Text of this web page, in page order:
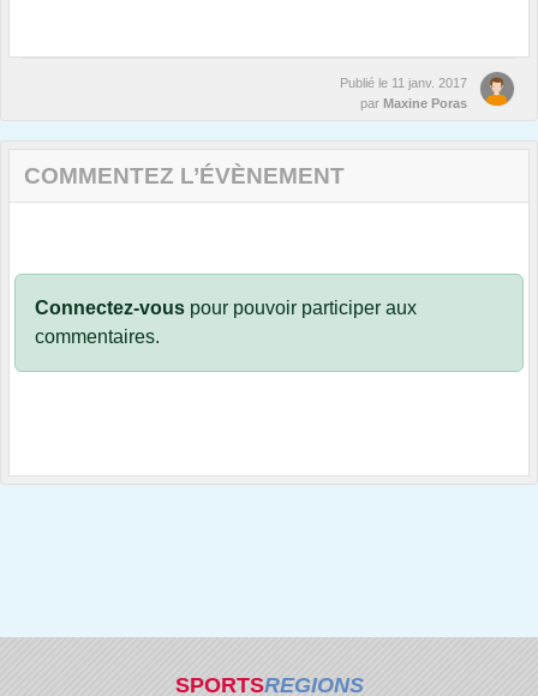
Publié le 11 janv. 2017
par Maxine Poras
COMMENTEZ L’ÉVÈNEMENT
Connectez-vous pour pouvoir participer aux
commentaires.
SPORTSREGIONS